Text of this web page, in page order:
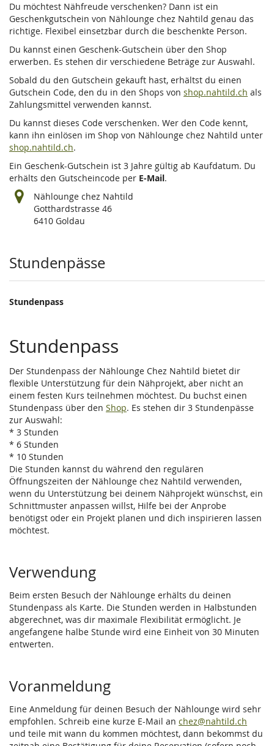
Du möchtest Nähfreude verschenken? Dann ist ein
Geschenkgutschein von Nählounge chez Nahtild genau das
richtige. Flexibel einsetzbar durch die beschenkte Person.
Du kannst einen Geschenk-Gutschein über den Shop
erwerben. Es stehen dir verschiedene Beträge zur Auswahl.
Sobald du den Gutschein gekauft hast, erhältst du einen
Gutschein Code, den du in den Shops von shop.nahtild.ch als
Zahlungsmittel verwenden kannst.
Du kannst dieses Code verschenken. Wer den Code kennt,
kann ihn einlösen im Shop von Nählounge chez Nahtild unter
shop.nahtild.ch.
Ein Geschenk-Gutschein ist 3 Jahre gültig ab Kaufdatum. Du
erhälts den Gutscheincode per E-Mail.
Nählounge chez Nahtild
Gotthardstrasse 46
6410 Goldau
Produkte
Stundenpässe
Stundenpass
Stundenpass
Der Stundenpass der Nählounge Chez Nahtild bietet dir
flexible Unterstützung für dein Nähprojekt, aber nicht an
einem festen Kurs teilnehmen möchtest. Du buchst einen
Stundenpass über den Shop. Es stehen dir 3 Stundenpässe
zur Auswahl:
* 3 Stunden
* 6 Stunden
* 10 Stunden
Die Stunden kannst du während den regulären
Öffnungszeiten der Nählounge chez Nahtild verwenden,
wenn du Unterstützung bei deinem Nähprojekt wünschst, ein
Schnittmuster anpassen willst, Hilfe bei der Anprobe
benötigst oder ein Projekt planen und dich inspirieren lassen
möchtest.
Verwendung
Beim ersten Besuch der Nählounge erhälts du deinen
Stundenpass als Karte. Die Stunden werden in Halbstunden
abgerechnet, was dir maximale Flexibilität ermöglicht. Je
angefangene halbe Stunde wird eine Einheit von 30 Minuten
entwerten.
Voranmeldung
Eine Anmeldung für deinen Besuch der Nählounge wird sehr
empfohlen. Schreib eine kurze E-Mail an chez@nahtild.ch
und teile mit wann du kommen möchtest, dann bekommst du